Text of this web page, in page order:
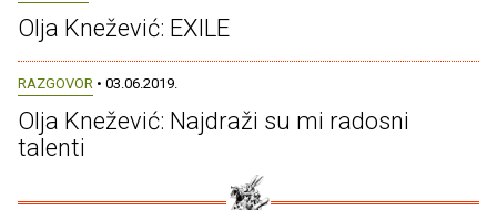
Olja Knežević: EXILE
RAZGOVOR • 03.06.2019.
Olja Knežević: Najdraži su mi radosni
talenti